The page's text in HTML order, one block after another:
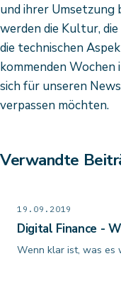
und ihrer Umsetzung
werden die Kultur,
die technischen
kommenden Wochen
sich für unseren
verpassen möchten.
Verwandte
19.09.2019
Digital Finance -
Wenn klar ist, was es